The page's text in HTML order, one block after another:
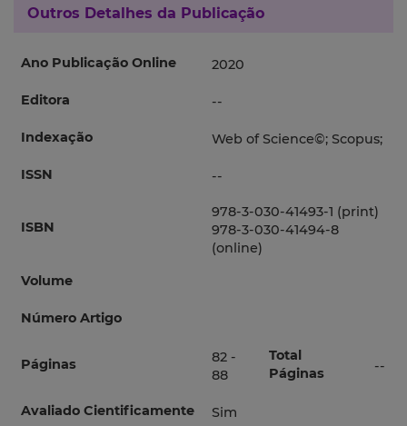
Outros Detalhes da Publicação
Ano Publicação Online 2020
Editora --
Indexação Web of Science©; Scopus;
ISSN --
ISBN
978-3-030-41493-1 (print)
978-3-030-41494-8
(online)
Volume
Número Artigo
Páginas
82 -
88
Total
Páginas
--
Avaliado Cientificamente Sim